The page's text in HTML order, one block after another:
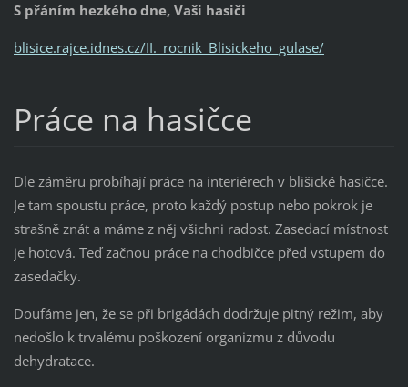
S přáním hezkého dne, Vaši hasiči
blisice.rajce.idnes.cz/II._rocnik_Blisickeho_gulase/
Práce na hasičce
Dle záměru probíhají práce na interiérech v blišické hasičce.
Je tam spoustu práce, proto každý postup nebo pokrok je
strašně znát a máme z něj všichni radost. Zasedací místnost
je hotová. Teď začnou práce na chodbičce před vstupem do
zasedačky.
Doufáme jen, že se při brigádách dodržuje pitný režim, aby
nedošlo k trvalému poškození organizmu z důvodu
dehydratace.